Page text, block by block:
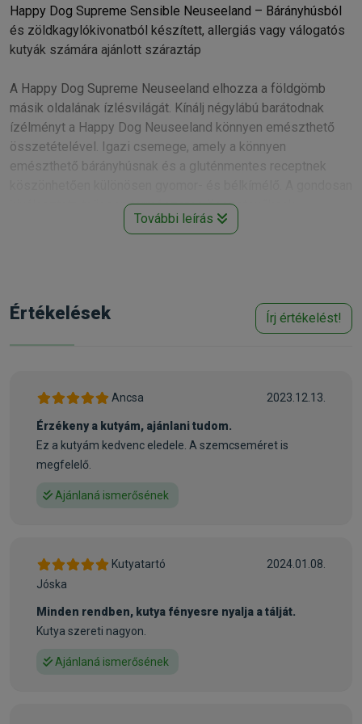
Happy Dog Supreme Sensible Neuseeland – Bárányhúsból
és zöldkagylókivonatból készített, allergiás vagy válogatós
kutyák számára ajánlott száraztáp
A Happy Dog Supreme Neuseeland elhozza a földgömb
másik oldalának ízlésvilágát. Kínálj négylábú barátodnak
ízélményt a Happy Dog Neuseeland könnyen emészthető
összetételével. Igazi csemege, amely a könnyen
emészthető bárányhúsnak és a gluténmentes receptnek
kiválasztott, teljesen természetes összetevőknek
köszönhetően a termék rendkívül ízletes és megfelelően
pedig biztosítják a fényes szőrzetet.
A kivételesen ízletes, szuperprémium teljes értékű Happy
ínyencnek, 11 kg-os súlytól.
• Ajánlott allergia esetén való táplálásra – jól kíméli a
gyomrot és a beleket
• Természetes napraforgóolaj
Bárányfehérje* (20 %), rizs, kukoricaliszt, kukorica,
rizsfehérje*, állati zsír (köztük baromfi), melaszos
cukorrépaszelet* (cukormentesített), májhidrolizátum,
napraforgóolaj, almatörköly*, kálium-klorid, repceolaj,
05%), máriatövis, élesztő* (extrahált), articsóka,
További leírás
Értékelések Írj értékelést!
Ancsa 2023.12.13.
Érzékeny a kutyám, ajánlani tudom.
Ez a kutyám kedvenc eledele. A szemcseméret is
megfelelő.
Ajánlaná ismerősének
Kutyatartó
Jóska
2024.01.08.
Minden rendben, kutya fényesre nyalja a tálját.
Kutya szereti nagyon.
Ajánlaná ismerősének